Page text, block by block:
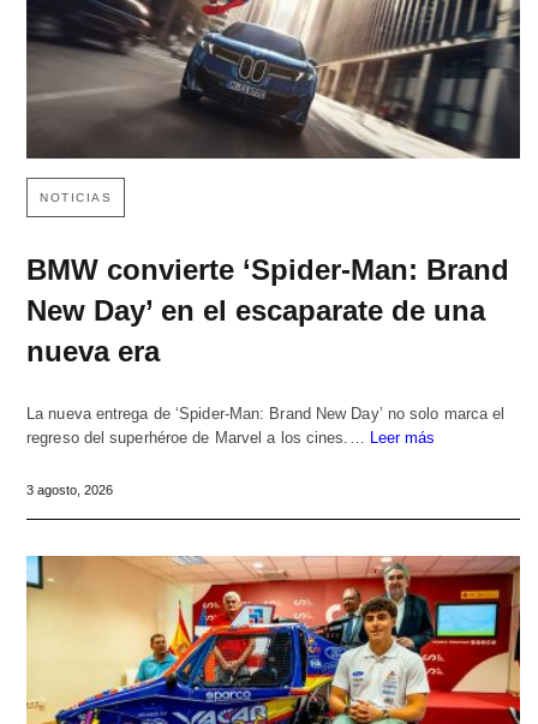
NOTICIAS
BMW convierte ‘Spider-Man: Brand
New Day’ en el escaparate de una
nueva era
La nueva entrega de ‘Spider-Man: Brand New Day’ no solo marca el
regreso del superhéroe de Marvel a los cines.…
Leer más
3 agosto, 2026